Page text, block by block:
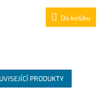
Do košíku
PRODUKTY